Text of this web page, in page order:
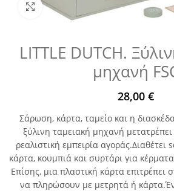
Μεγέθυνση
LITTLE DUTCH.
μηχανή
28,00 €
Σάρωση, κάρτα, ταμείο και η
ξύλινη ταμειακή μηχανή μετατρέπει
ρεαλιστική εμπειρία
κάρτα, κουμπιά και συρτάρι για
Επίσης, μια πλαστική κάρτα επιτρέπει
να πληρώσουν με μετρητά ή